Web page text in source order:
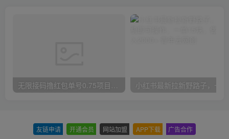
无限接码撸红包单号0.75项目无偿分享给你【揭秘】
友链申请 开通会员 网站加盟 APP下载 广告合作